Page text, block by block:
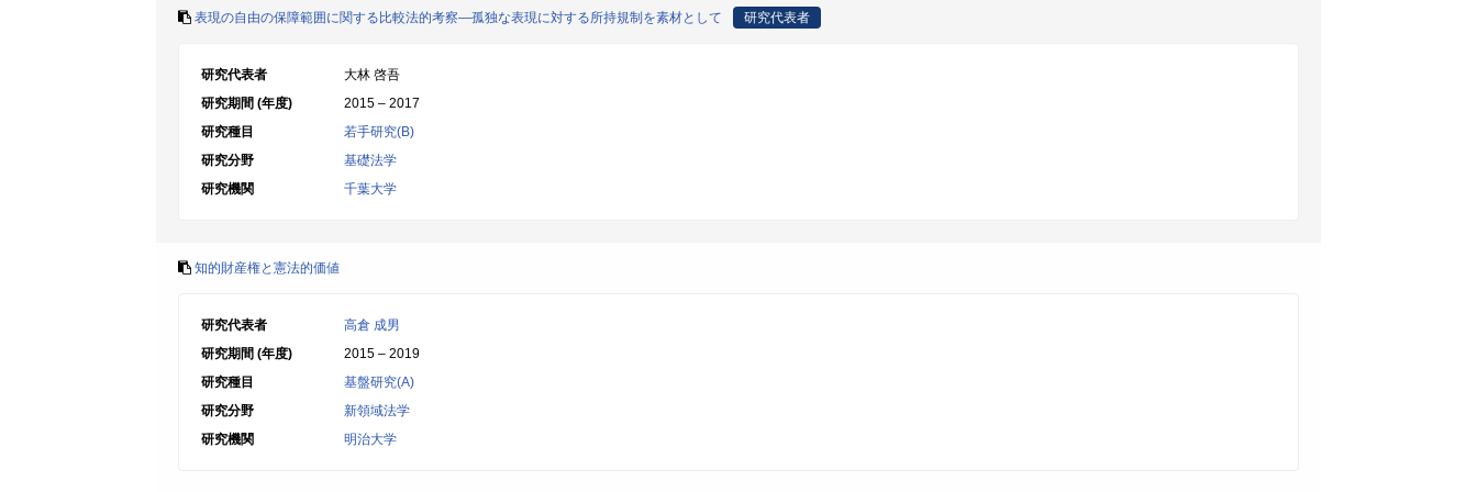
表現の自由の保障範囲に関する比較法的考察―孤独な表現に対する所持規制を素材として 研究代表者
研究代表者
大林 啓吾
研究期間 (年度)
2015 – 2017
研究種目
若手研究(B)
研究分野
基礎法学
研究機関
千葉大学
知的財産権と憲法的価値
研究代表者
高倉 成男
研究期間 (年度)
2015 – 2019
研究種目
基盤研究(A)
研究分野
新領域法学
研究機関
明治大学